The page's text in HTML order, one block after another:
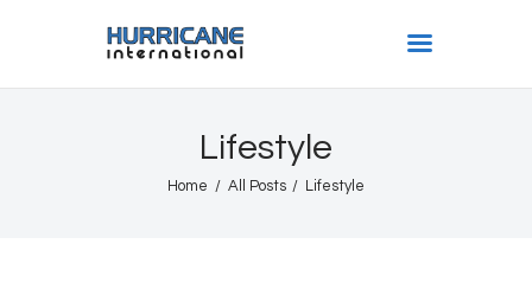
Lifestyle
Home All Posts Lifestyle
HURRICANE INTL